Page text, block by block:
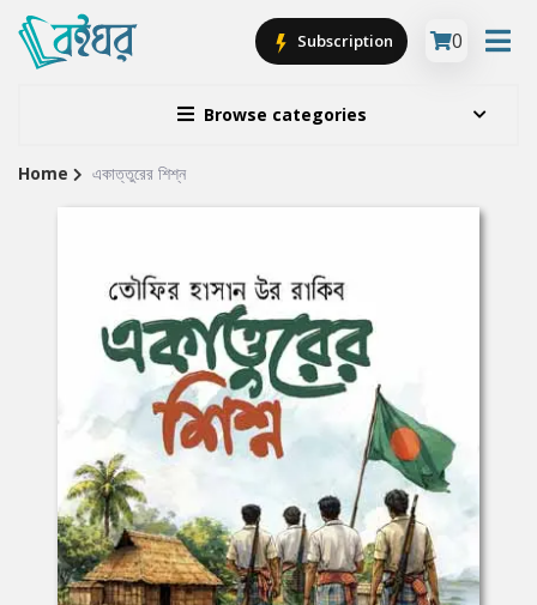
Browse categories
Subscription 0
Site
Home একাত্তুরের শিশ্ন